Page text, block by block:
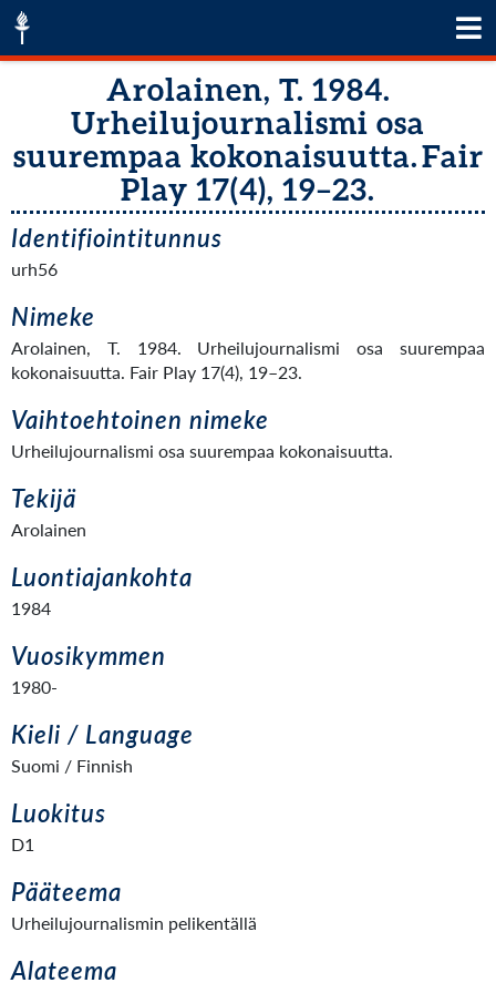
Arolainen, T. 1984.
Urheilujournalismi osa
suurempaa kokonaisuutta. Fair
Play 17(4), 19–23.
Identifiointitunnus
urh56
Nimeke
Arolainen, T. 1984. Urheilujournalismi osa suurempaa
kokonaisuutta. Fair Play 17(4), 19–23.
Vaihtoehtoinen nimeke
Urheilujournalismi osa suurempaa kokonaisuutta.
Tekijä
Arolainen
Luontiajankohta
1984
Vuosikymmen
1980-
Kieli / Language
Suomi / Finnish
Luokitus
D1
Pääteema
Urheilujournalismin pelikentällä
Alateema